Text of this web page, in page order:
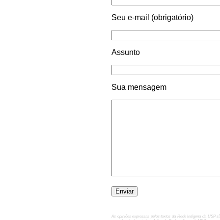
Seu e-mail (obrigatório)
Assunto
Sua mensagem
As opiniões expressas pelos textos da Rede Indígena da USP